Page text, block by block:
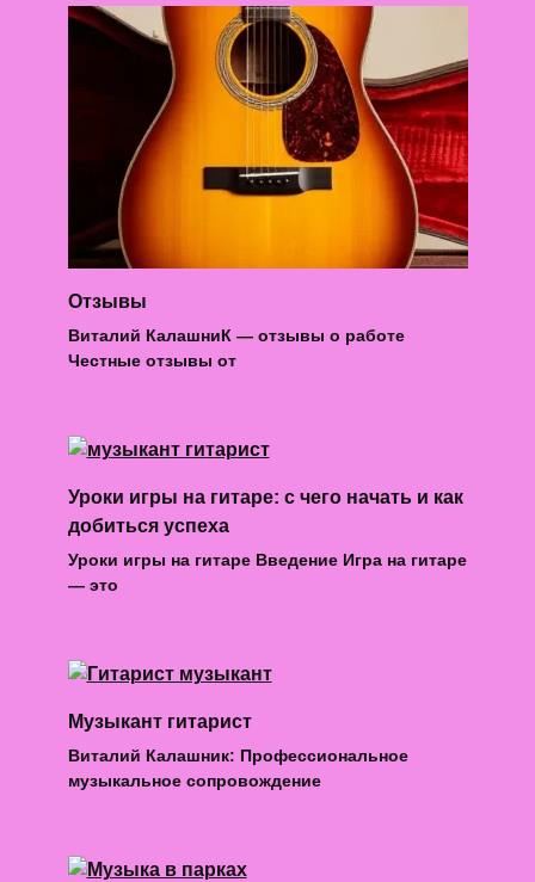
Отзывы
Виталий КалашниК — отзывы о работе
Честные отзывы от
Уроки игры на гитаре: с чего начать и как
добиться успеха
Уроки игры на гитаре Введение Игра на гитаре
— это
Музыкант гитарист
Виталий Калашник: Профессиональное
музыкальное сопровождение